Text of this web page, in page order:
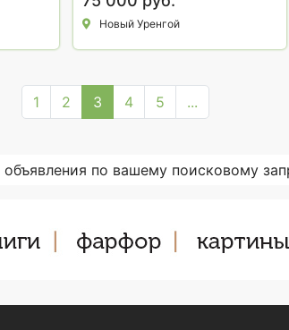
Новый Уренгой
1 2 3 4 5 ...
по вашему поисковому